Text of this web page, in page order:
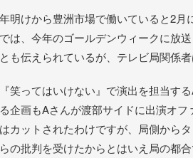
明けから豊洲市場で働いていると2
は、今年のゴールデンウィークに放
も伝えられているが、テレビ局関係者
『笑ってはいけない』で演出を担当す
企画もAさんが渡部サイドに出演オ
カットされたわけですが、局側から
の批判を受けたからとはいえ局の都